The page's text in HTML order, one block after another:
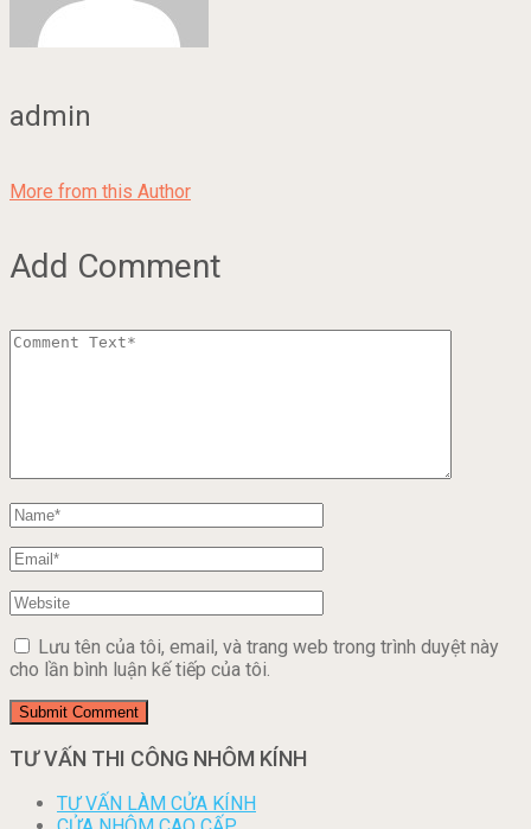
admin
More from this Author
Add Comment
Lưu tên của tôi, email, và trang web trong trình duyệt này
cho lần bình luận kế tiếp của tôi.
TƯ VẤN THI CÔNG NHÔM KÍNH
TƯ VẤN LÀM CỬA KÍNH